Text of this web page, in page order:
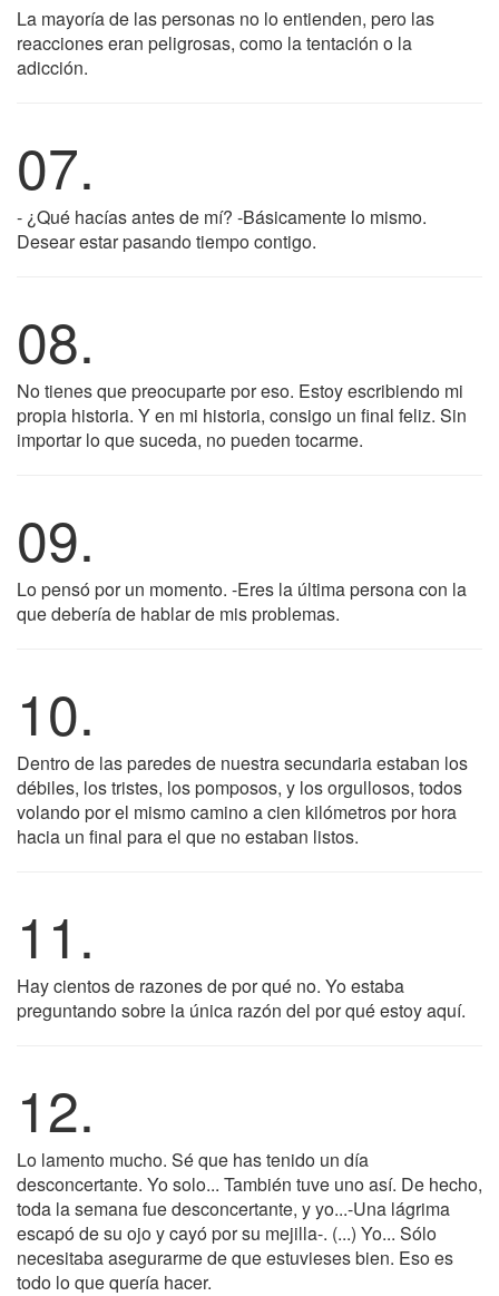
La mayoría de las personas no lo entienden, pero las
reacciones eran peligrosas, como la tentación o la
adicción.
07.
- ¿Qué hacías antes de mí? -Básicamente lo mismo.
Desear estar pasando tiempo contigo.
08.
No tienes que preocuparte por eso. Estoy escribiendo mi
propia historia. Y en mi historia, consigo un final feliz. Sin
importar lo que suceda, no pueden tocarme.
09.
Lo pensó por un momento. -Eres la última persona con la
que debería de hablar de mis problemas.
10.
Dentro de las paredes de nuestra secundaria estaban los
débiles, los tristes, los pomposos, y los orgullosos, todos
volando por el mismo camino a cien kilómetros por hora
hacia un final para el que no estaban listos.
11.
Hay cientos de razones de por qué no. Yo estaba
preguntando sobre la única razón del por qué estoy aquí.
12.
Lo lamento mucho. Sé que has tenido un día
desconcertante. Yo solo... También tuve uno así. De hecho,
toda la semana fue desconcertante, y yo...-Una lágrima
escapó de su ojo y cayó por su mejilla-. (...) Yo... Sólo
necesitaba asegurarme de que estuvieses bien. Eso es
todo lo que quería hacer.